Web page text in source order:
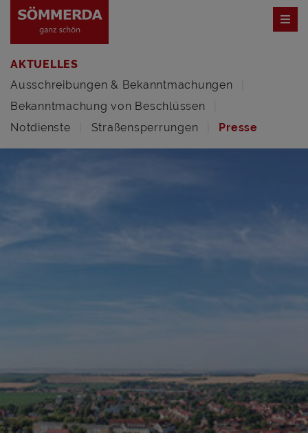
AKTUELLES
Ausschreibungen & Bekanntmachungen
Bekanntmachung von Beschlüssen
Notdienste
Straßensperrungen Presse